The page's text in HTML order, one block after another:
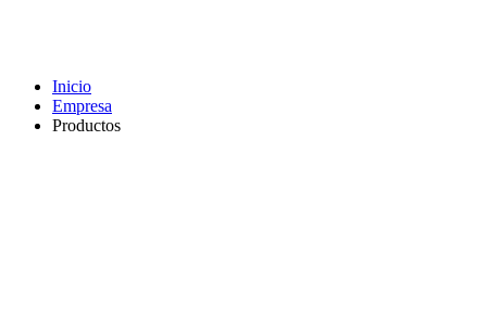
Inicio
Empresa
Productos